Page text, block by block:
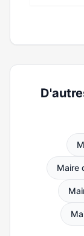
Maire